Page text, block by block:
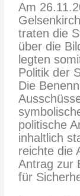
Am
traten die
über die
legten
Politik der
Die
politische
inhaltlich
reichte die
Antrag zur
für